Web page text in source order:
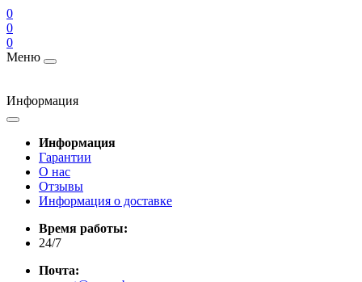
0
0
0
Меню
Информация
Информация
Гарантии
О нас
Отзывы
Информация о доставке
Время работы:
24/7
Почта: